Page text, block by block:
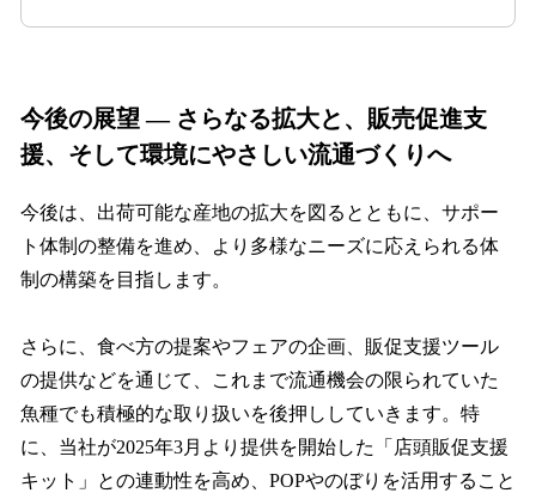
今後の展望 — さらなる拡⼤と、販売促進⽀
援、そして環境にやさしい流通づくりへ
今後は、出荷可能な産地の拡⼤を図るとともに、サポー
ト体制の整備を進め、より多様なニーズに応えられる体
制の構築を⽬指します。
さらに、⾷べ⽅の提案やフェアの企画、販促⽀援ツール
の提供などを通じて、これまで流通機会の限られていた
⿂種でも積極的な取り扱いを後押ししていきます。特
に、当社が2025年3⽉より提供を開始した「店頭販促⽀援
キット」との連動性を⾼め、POPやのぼりを活⽤すること